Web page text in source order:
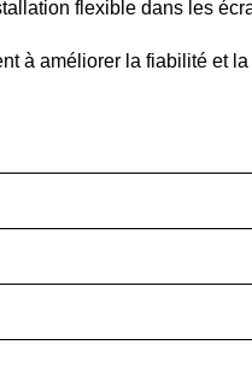
flexible dans les
à améliorer la fiabilité et